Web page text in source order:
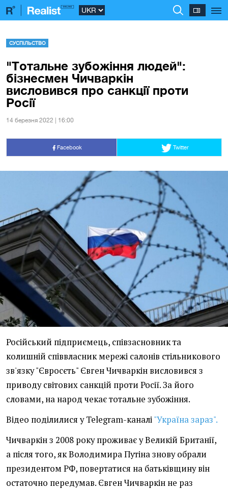
СУСПІЛЬСТВО
"Тотальне зубожіння людей":
бізнесмен Чичваркін
висловився про санкції проти
Росії
14 березня 2022 | 16:00
Facebook Twitter
Російський підприємець, співзасновник та
колишній співвласник мережі салонів стільникового
зв'язку "Євросєть" Євген Чичваркін висловився з
приводу світових санкцій проти Росії. За його
словами, на народ чекає тотальне зубожіння.
Відео поділилися у Telegram-каналі"Україна зараз".
Чичваркін з 2008 року проживає у Великій Британії,
а після того, як Володимира Путіна знову обрали
президентом РФ, повертатися на батьківщину він
остаточно передумав. Євген Чичваркін не раз